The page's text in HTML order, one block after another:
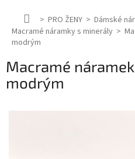
D
o
m
PRO ŽENY Dámské
Macramé náramky s minerály
modrým
Macramé
modrým